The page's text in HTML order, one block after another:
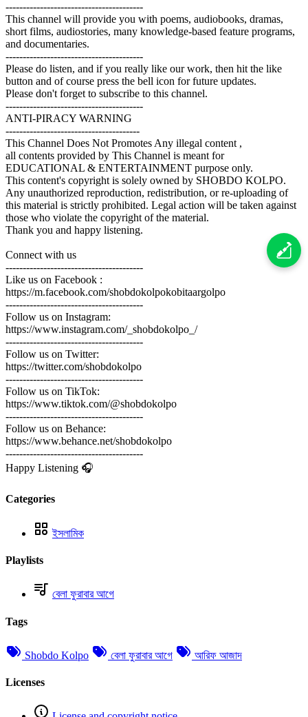
----------------------------------------
This channel will provide you with poems, audiobooks, dramas,
short films, audiostories, many knowledge-based feature programs,
and documentaries.
----------------------------------------
Please do listen, and if you really like our work, then hit the like
button and of course press the bell icon for future updates.
Please don't forget to subscribe to this channel.
----------------------------------------
ANTI-PIRACY WARNING
---------------------------------------
This Channel Does Not Promotes Any illegal content ,
all contents provided by This Channel is meant for
EDUCATIONAL & ENTERTAINMENT purpose only.
This content's copyright is solely owned by SHOBDO KOLPO.
Any unauthorized reproduction, redistribution, or re-uploading of
this material is strictly prohibited. Legal action will be taken against
those who violate the copyright of the material.
Thank you and happy listening.
Connect with us
----------------------------------------
Like us on Facebook :
https://m.facebook.com/shobdokolpokobitaargolpo
----------------------------------------
Follow us on Instagram:
https://www.instagram.com/_shobdokolpo_/
----------------------------------------
Follow us on Twitter:
https://twitter.com/shobdokolpo
----------------------------------------
Follow us on TikTok:
https://www.tiktok.com/@shobdokolpo
----------------------------------------
Follow us on Behance:
https://www.behance.net/shobdokolpo
----------------------------------------
Happy Listening 🎧
Categories
ইসলামিক
Playlists
বেলা ফুরাবার আগে
Tags
Shobdo Kolpo বেলা ফুরাবার আগে আরিফ আজাদ
Licenses